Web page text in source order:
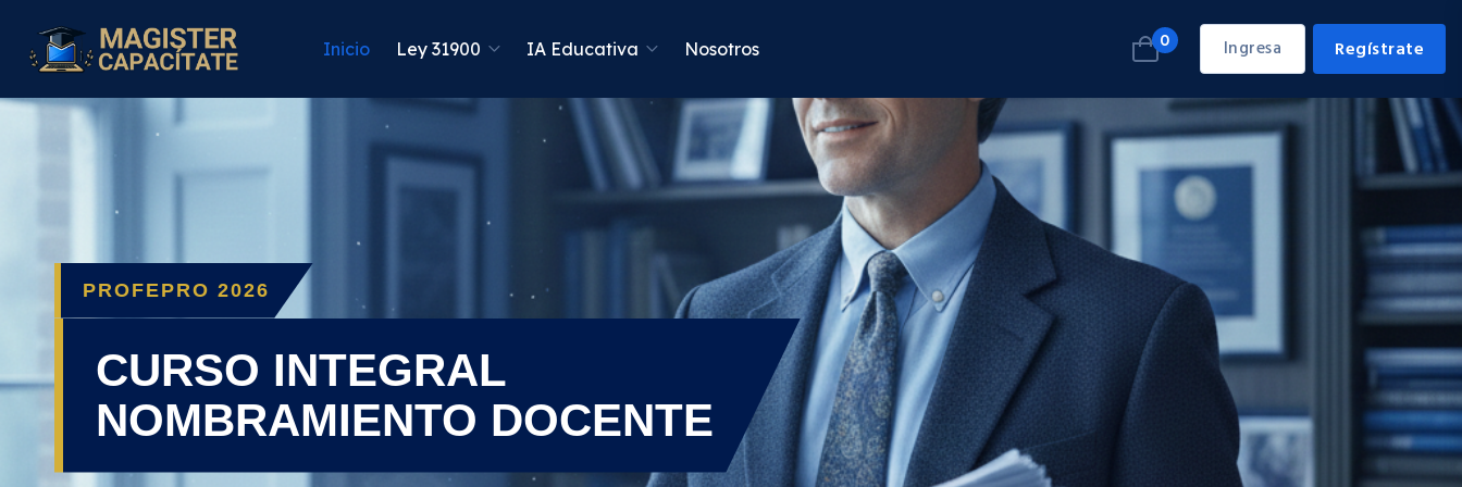
Inicio Ley 31900 IA Educativa Nosotros 0 Ingresa Regístrate
PROFEPRO 2026
CURSO INTEGRAL
NOMBRAMIENTO DOCENTE